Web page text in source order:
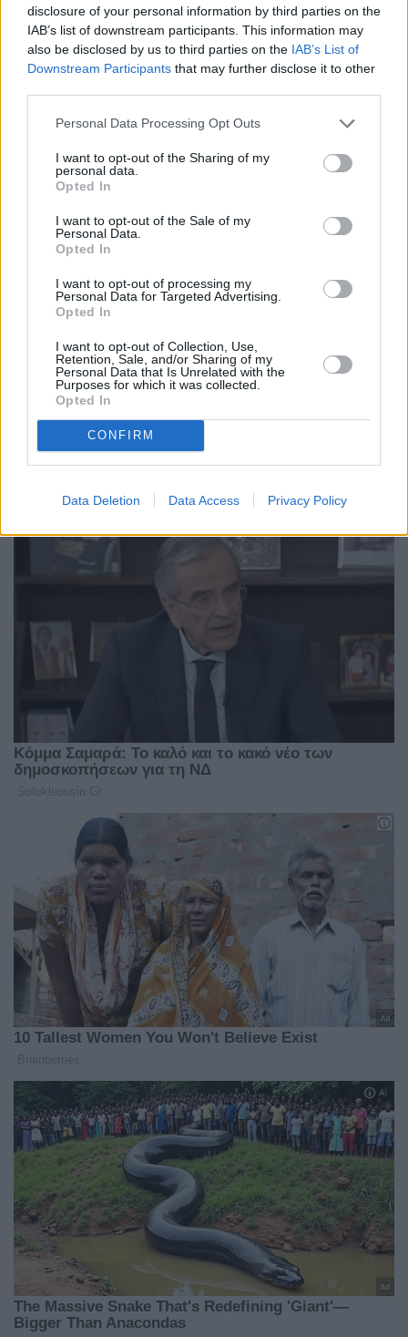
disclosure of your personal information by third parties on the
IAB’s list of downstream participants. This information may
also be disclosed by us to third parties on the IAB’s List of
Downstream Participants that may further disclose it to other
Personal Data Processing Opt Outs
I want to opt-out of the Sharing of my
personal data.
Opted In
I want to opt-out of the Sale of my
Personal Data.
Opted In
I want to opt-out of processing my
Personal Data for Targeted Advertising.
Opted In
I want to opt-out of Collection, Use,
Retention, Sale, and/or Sharing of my
Personal Data that Is Unrelated with the
Purposes for which it was collected.
Opted In
CONFIRM
Data Deletion Data Access Privacy Policy